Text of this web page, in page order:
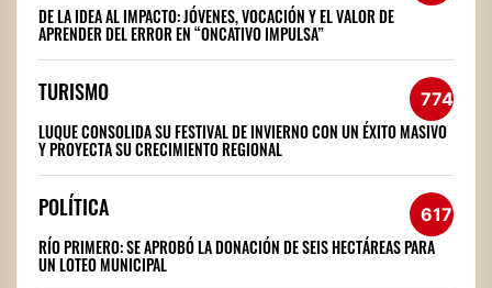
DE LA IDEA AL IMPACTO: JÓVENES, VOCACIÓN Y EL VALOR DE
APRENDER DEL ERROR EN “ONCATIVO IMPULSA”
TURISMO 774
LUQUE CONSOLIDA SU FESTIVAL DE INVIERNO CON UN ÉXITO MASIVO
Y PROYECTA SU CRECIMIENTO REGIONAL
POLÍTICA 617
RÍO PRIMERO: SE APROBÓ LA DONACIÓN DE SEIS HECTÁREAS PARA
UN LOTEO MUNICIPAL